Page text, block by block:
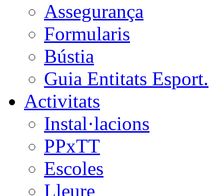
Assegurança
Formularis
Bústia
Guia Entitats Esport.
Activitats
Instal·lacions
PPxTT
Escoles
Lleure